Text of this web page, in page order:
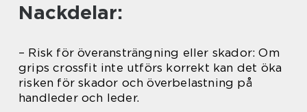
Nackdelar:
– Risk för överansträngning eller skador: Om
grips crossfit inte utförs korrekt kan det öka
risken för skador och överbelastning på
handleder och leder.